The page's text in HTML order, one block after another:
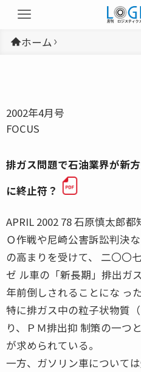
ホーム
2002年4月号
FOCUS
排ガス問題で石油業界が新
に終止符？
APRIL 2002 78 石原慎太郎
Ｏ作戦や尼崎公害訴訟判決
の高まりを受けて、 二〇〇
ゼ ル車の「新長期」排出ガ
年前倒しされることにな った
特に排ガス中の粒子状物質
り、ＰＭ排出抑 制策の一つ
が求められている。
一方、ガソリン車について